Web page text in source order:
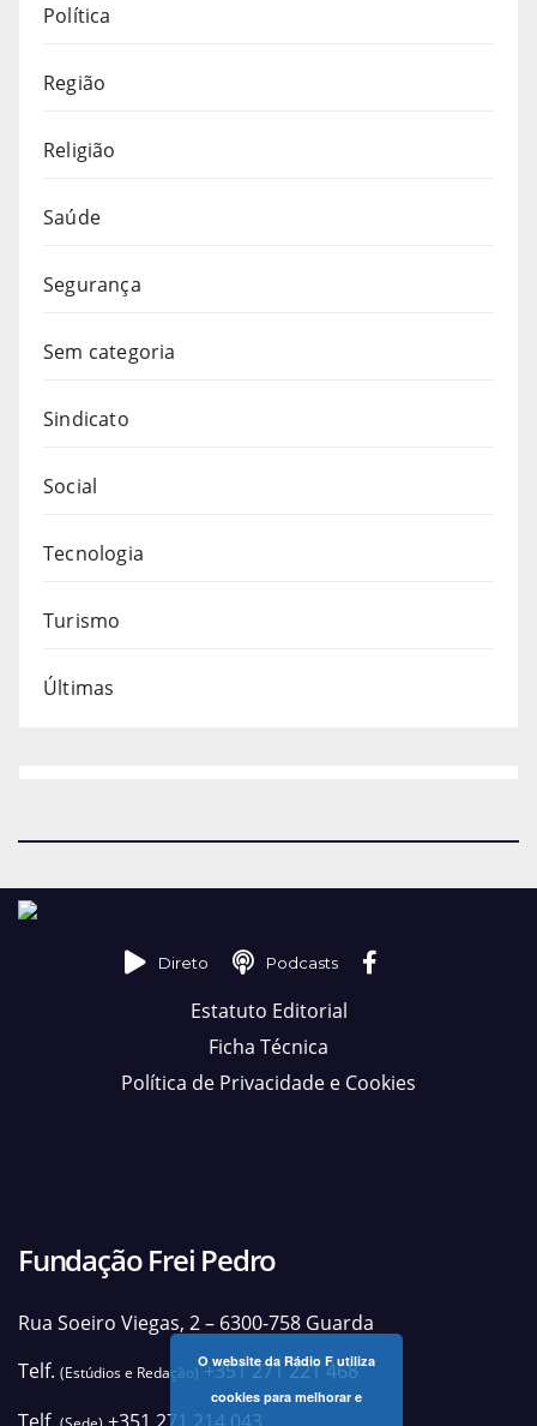
Política
Região
Religião
Saúde
Segurança
Sem categoria
Sindicato
Social
Tecnologia
Turismo
Últimas
Direto Podcasts
Estatuto Editorial
Ficha Técnica
Política de Privacidade e Cookies
Fundação Frei Pedro
Rua Soeiro Viegas, 2 – 6300-758 Guarda
Telf. (Estúdios e Redação)+351 271 221 468
Telf.
+351 271 214 043
O website da Rádio F utiliza
cookies para melhorar e